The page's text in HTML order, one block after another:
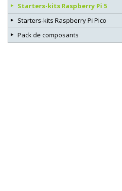
Starters-kits Raspberry Pi 5
Starters-kits Raspberry Pi Pico
Pack de composants